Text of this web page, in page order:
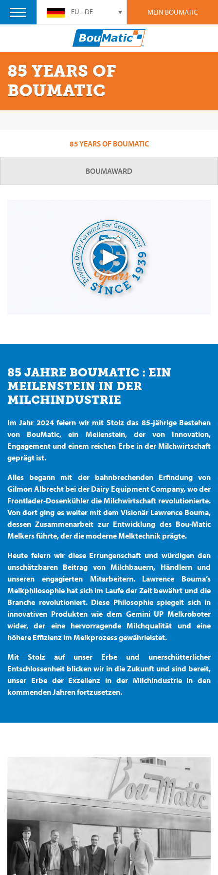
MEIN BOUMATIC
EU - DE
85 YEARS OF
BOUMATIC
85 YEARS OF BOUMATIC
BOUMAWARD
85 JAHRE BOUMATIC : EIN
MEILENSTEIN IN DER
MILCHINDUSTRIE
Im Jahr 2024 feiern wir mit Stolz das 85-jährige Bestehen
von BouMatic, ein Meilenstein, der von Innovation,
Engagement und einem reichen Erbe in der Milchwirtschaft
geprägt ist.
Alles begann mit der bahnbrechenden Erfindung von
Gilmon Albrecht bei der Dairy Equipment Company, wo der
Frontlader-Dosenkühler die Milchwirtschaft revolutionierte.
Von dort ging es weiter mit dem Visionär Lawrence Bouma,
dessen Zusammenarbeit zur Entwicklung des Bou-Matic
Melkers führte, der die moderne Melktechnik prägte.
Heute feiern wir diese Errungenschaft und würdigen den
unschätzbaren Beitrag von Milchbauern, Händlern und
unseren engagierten Mitarbeitern. Lawrence Bouma’s
Melkphilosophie hat sich im Laufe der Zeit bewährt und die
Branche revolutioniert. Diese Philosophie spiegelt sich in
innovativen Produkten wie dem Gemini UP Melkroboter
wider, der eine hervorragende Milchqualität und eine
höhere Effizienz im Melkprozess gewährleistet.
Mit Stolz auf unser Erbe und unerschütterlicher
Entschlossenheit blicken wir in die Zukunft und sind bereit,
unser Erbe der Exzellenz in der Milchindustrie in den
kommenden Jahren fortzusetzen.